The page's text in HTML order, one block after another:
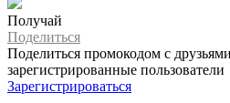
Получай
Поделиться
Поделиться промокодом с
зарегистрированные пользователи
Зарегистрироваться